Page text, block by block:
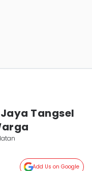
Tangsel
Add Us on Google